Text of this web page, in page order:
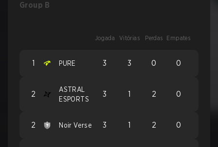
Group B
Jogada Vitórias Perdas Empates
1 PURE 3 3 0 0
2
ASTRAL
ESPORTS
3 1 2 0
2 Noir Verse 3 1 2 0